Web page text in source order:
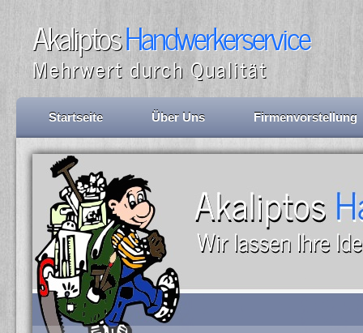
AkaliptosHandwerkerservice
Mehrwert durch Qualität
Startseite Über Uns Firmenvorstellung